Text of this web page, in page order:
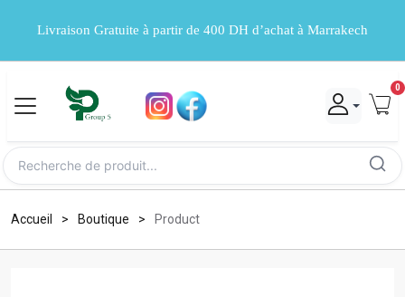
Livraison Gratuite à partir de 400 DH d’achat à Marrakech
0
Accueil Boutique Product